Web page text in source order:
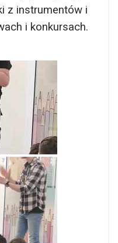
z instrumentów i
i konkursach.